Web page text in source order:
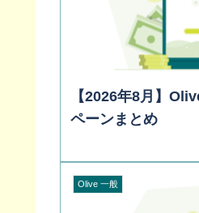
【2026年8月】
ペーンまとめ
Olive 一般